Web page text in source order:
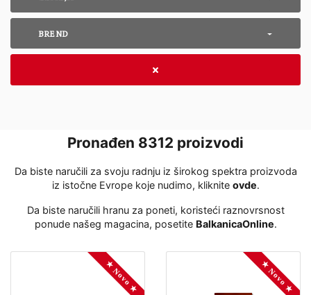
BREND
Pronađen 8312 proizvodi
Da biste naručili za svoju radnju iz širokog spektra proizvoda
iz istočne Evrope koje nudimo, kliknite ovde․
Da biste naručili hranu za poneti, koristeći raznovrsnost
ponude našeg magacina, posetite BalkanicaOnline․
★ Novo ★ ★ Novo ★